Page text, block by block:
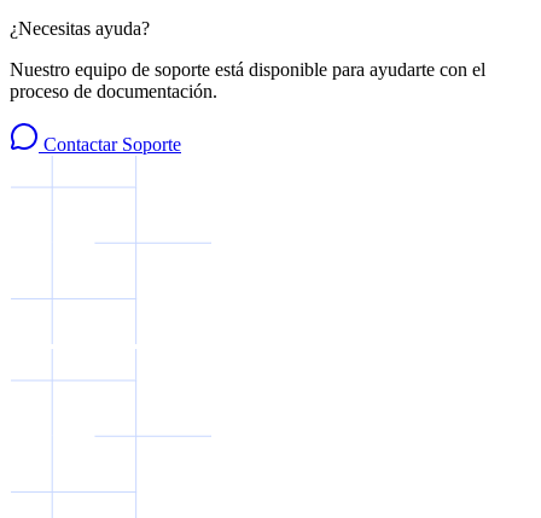
¿Necesitas ayuda?
Nuestro equipo de soporte está disponible para ayudarte con el
proceso de documentación.
Contactar Soporte